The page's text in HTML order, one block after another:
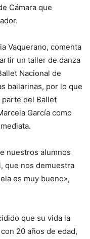
Cámara que
Vaquerano, comenta
un taller de danza
Nacional de
bailarinas, por lo que
del Ballet
García como
nuestros alumnos
que nos demuestra
es muy bueno»,
que su vida la
20 años de edad,